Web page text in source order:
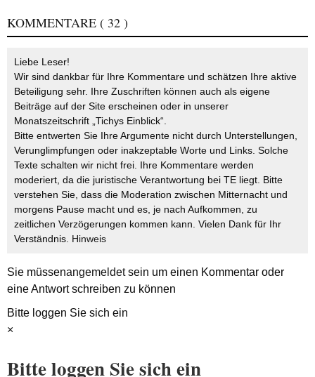
KOMMENTARE ( 32 )
Liebe Leser!
Wir sind dankbar für Ihre Kommentare und schätzen Ihre aktive
Beteiligung sehr. Ihre Zuschriften können auch als eigene
Beiträge auf der Site erscheinen oder in unserer
Monatszeitschrift „Tichys Einblick“.
Bitte entwerten Sie Ihre Argumente nicht durch Unterstellungen,
Verunglimpfungen oder inakzeptable Worte und Links. Solche
Texte schalten wir nicht frei. Ihre Kommentare werden
moderiert, da die juristische Verantwortung bei TE liegt. Bitte
verstehen Sie, dass die Moderation zwischen Mitternacht und
morgens Pause macht und es, je nach Aufkommen, zu
zeitlichen Verzögerungen kommen kann. Vielen Dank für Ihr
Verständnis. Hinweis
Sie müssenangemeldetsein um einen Kommentar oder
eine Antwort schreiben zu können
Bitte loggen Sie sich ein
×
Bitte loggen Sie sich ein